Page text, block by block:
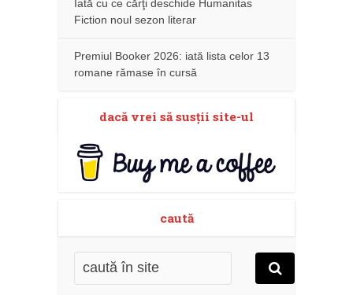
Iată cu ce cărţi deschide Humanitas
Fiction noul sezon literar
Premiul Booker 2026: iată lista celor 13
romane rămase în cursă
dacă vrei să susţii site-ul
caută